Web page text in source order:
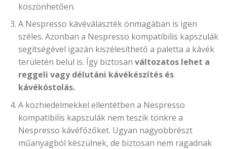
köszönhetően.
A Nespresso kávéválaszték önmagában is igen
széles. Azonban a Nespresso kompatibilis kapszulák
segítségével igazán kiszélesíthető a paletta a kávék
területén belül is. Így biztosan változatos lehet a
reggeli vagy délutáni kávékészítés és
kávékóstolás.
A közhiedelmekkel ellentétben a Nespresso
kompatibilis kapszulák nem teszik tönkre a
Nespresso kávéfőzőket. Ugyan nagyobbrészt
műanyagból készülnek, de biztosan nem ragadnak